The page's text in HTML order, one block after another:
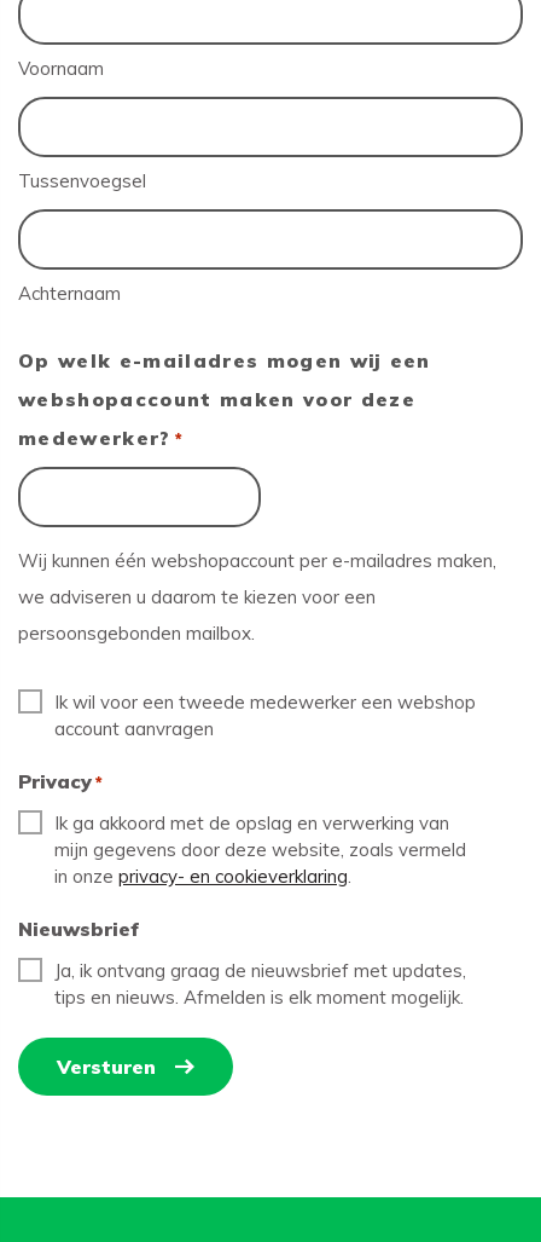
Voornaam
Tussenvoegsel
Achternaam
Op welk e-mailadres mogen wij een
webshopaccount maken voor deze
medewerker? *
Wij kunnen één webshopaccount per e-mailadres maken,
we adviseren u daarom te kiezen voor een
persoonsgebonden mailbox.
Ik wil voor een tweede medewerker een webshop
account aanvragen
Privacy *
Ik ga akkoord met de opslag en verwerking van
mijn gegevens door deze website, zoals vermeld
in onze privacy- en cookieverklaring
Nieuwsbrief
Ja, ik ontvang graag de nieuwsbrief met updates,
tips en nieuws. Afmelden is elk moment mogelijk.
Versturen